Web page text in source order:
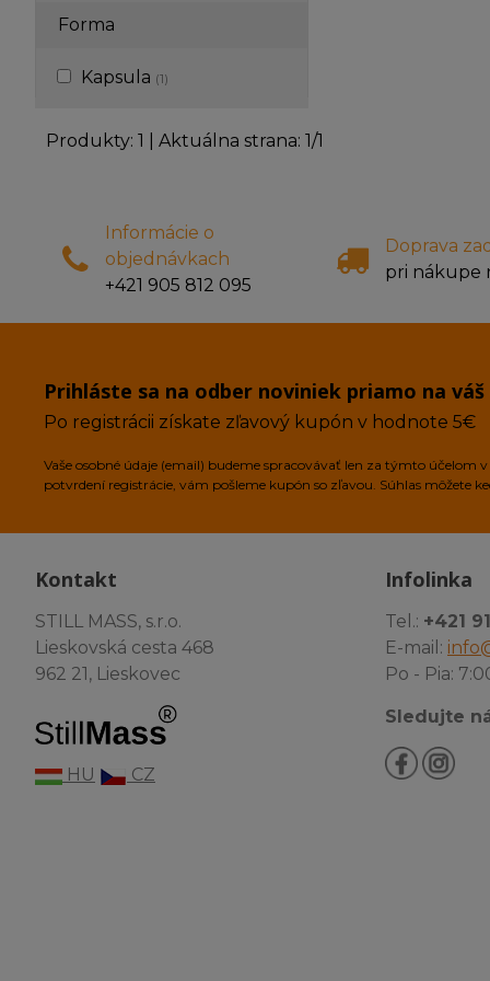
Forma
Kapsula (1)
reakcii.
Produkty: 1 | Aktuálna strana: 1/1
Informácie o
objednávkach
+421 905 812 095
Doprava
pri nákupe
Prihláste sa na odber noviniek priamo na váš
Po registrácii získate zľavový kupón v hodnote 5€
Vaše osobné údaje (email) budeme spracovávať len za týmto
potvrdení registrácie, vám pošleme kupón so zľavou. Súhlas
Kontakt
STILL MASS, s.r.o.
Lieskovská cesta 468
962 21, Lieskovec
HU CZ
Infolinka
Tel.: +421
E-mail:
Po - Pia:
Sledujte